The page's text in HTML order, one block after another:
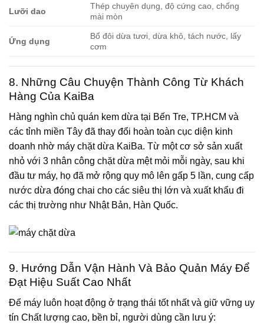
Lưỡi dao
Thép chuyên dụng, độ cứng cao, chống
mài mòn
Ứng dụng
Bổ đôi dừa tươi, dừa khô, tách nước, lấy
cơm
8. Những Câu Chuyện Thành Công Từ Khách
Hàng Của KaiBa
Hàng nghìn chủ quán kem dừa tại Bến Tre, TP.HCM và
các tỉnh miền Tây đã thay đổi hoàn toàn cục diện kinh
doanh nhờ máy chặt dừa KaiBa. Từ một cơ sở sản xuất
nhỏ với 3 nhân công chặt dừa mệt mỏi mỗi ngày, sau khi
đầu tư máy, họ đã mở rộng quy mô lên gấp 5 lần, cung cấp
nước dừa đóng chai cho các siêu thị lớn và xuất khẩu đi
các thị trường như Nhật Bản, Hàn Quốc.
9. Hướng Dẫn Vận Hành Và Bảo Quản Máy Để
Đạt Hiệu Suất Cao Nhất
Để máy luôn hoạt động ở trạng thái tốt nhất và giữ vững uy
tín Chất lượng cao, bền bỉ, người dùng cần lưu ý: